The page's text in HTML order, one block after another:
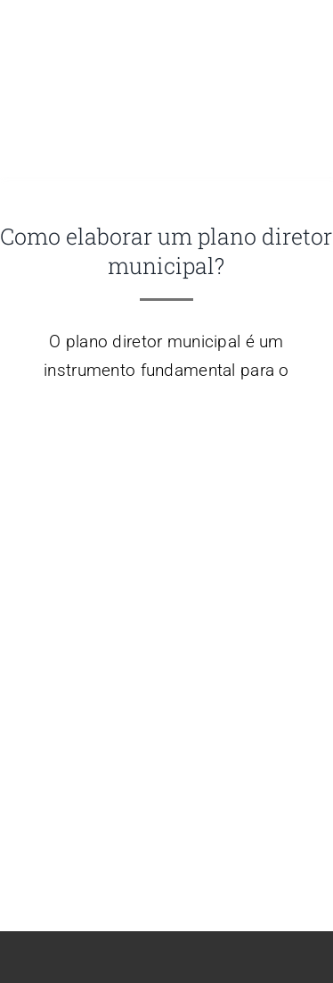
Como elaborar um plano diretor
municipal?
O plano diretor municipal é um
instrumento fundamental para o